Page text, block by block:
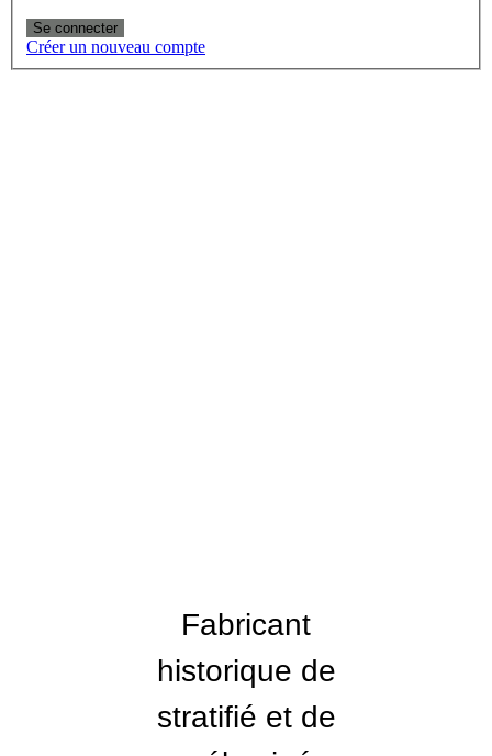
Se connecter
Créer un nouveau compte
Fabricant
historique de
stratifié et de